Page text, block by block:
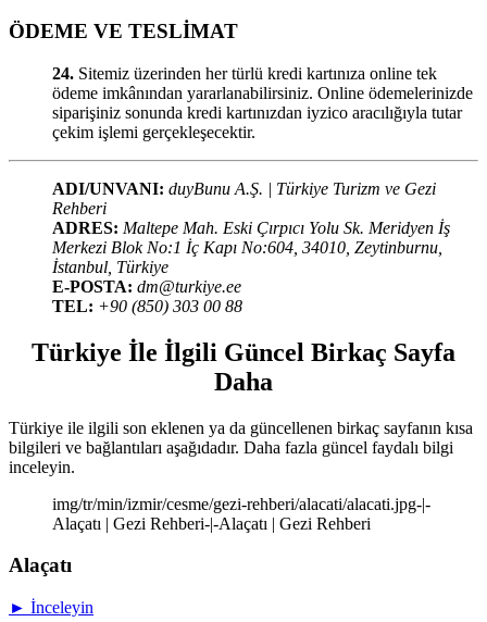
ÖDEME VE TESLİMAT
24. Sitemiz üzerinden her türlü kredi kartınıza online tek
ödeme imkânından yararlanabilirsiniz. Online ödemelerinizde
siparişiniz sonunda kredi kartınızdan iyzico aracılığıyla tutar
çekim işlemi gerçekleşecektir.
ADI/UNVANI: duyBunu A.Ş. | Türkiye Turizm ve Gezi
Rehberi
ADRES: Maltepe Mah. Eski Çırpıcı Yolu Sk. Meridyen İş
Merkezi Blok No:1 İç Kapı No:604, 34010, Zeytinburnu,
İstanbul, Türkiye
E-POSTA: dm@turkiye.ee
TEL: +90 (850) 303 00 88
Türkiye İle İlgili Güncel Birkaç Sayfa
Daha
Türkiye ile ilgili son eklenen ya da güncellenen birkaç sayfanın kısa
bilgileri ve bağlantıları aşağıdadır. Daha fazla güncel faydalı bilgi
inceleyin.
img/tr/min/izmir/cesme/gezi-rehberi/alacati/alacati.jpg-|-
Alaçatı | Gezi Rehberi-|-Alaçatı | Gezi Rehberi
Alaçatı
► İnceleyin